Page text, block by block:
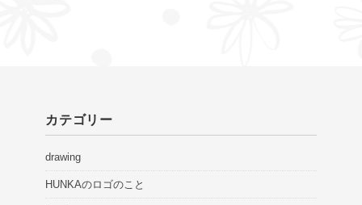
カテゴリー
drawing
HUNKAのロゴのこと